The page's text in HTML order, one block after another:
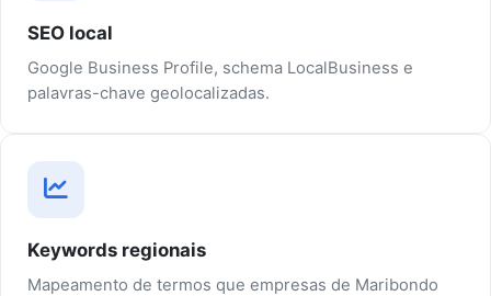
SEO local
Google Business Profile, schema LocalBusiness e
palavras-chave geolocalizadas.
Keywords regionais
Mapeamento de termos que empresas de Maribondo